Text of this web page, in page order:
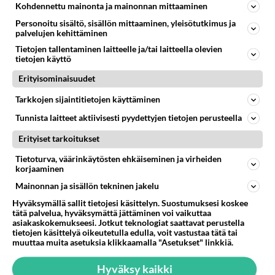
Kommentoi aloitusta...
Ketjusta on poistettu
Takaisin ylös
LUETUIMMAT KESKUSTELUT
PÄIVÄ VIIKKO KUUKAUSI
Anteeksi arkuuteni
06.08.2026 16:54
Ikävä
49
Kuka melkein täysi-ikäinen hukkui?
Poliisin mukaan nuori oli lähes täysi-ikäinen. Ennen iltakuutta tulleen ilmoituksen mukaan ihminen oli joutunut mahdoll
06.08.2026 20:09
Iisalmi
501
Kohdennettu mainonta ja mainonnan mittaaminen
Personoitu sisältö, sisällön mittaaminen, yleisötutkimus ja
palvelujen kehittäminen
Tietojen tallentaminen laitteelle ja/tai laitteella olevien
tietojen käyttö
Erityisominaisuudet
Tarkkojen sijaintitietojen käyttäminen
Tunnista laitteet aktiivisesti pyydettyjen tietojen perusteella
Erityiset tarkoitukset
Tietoturva, väärinkäytösten ehkäiseminen ja virheiden
korjaaminen
Mainonnan ja sisällön tekninen jakelu
Hyväksymällä sallit tietojesi käsittelyn. Suostumuksesi koskee
tätä palvelua, hyväksymättä jättäminen voi vaikuttaa
asiakaskokemukseesi. Jotkut teknologiat saattavat perustella
tietojen käsittelyä oikeutetulla edulla, voit vastustaa tätä tai
muuttaa muita asetuksia klikkaamalla "Asetukset" linkkiä.
Hyväksy kaikki